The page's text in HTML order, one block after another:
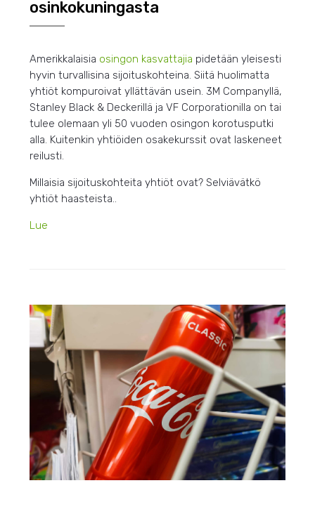
osinkokuningasta
Amerikkalaisia osingon kasvattajia pidetään yleisesti
hyvin turvallisina sijoituskohteina. Siitä huolimatta
yhtiöt kompuroivat yllättävän usein. 3M Companyllä,
Stanley Black & Deckerillä ja VF Corporationilla on tai
tulee olemaan yli 50 vuoden osingon korotusputki
alla. Kuitenkin yhtiöiden osakekurssit ovat laskeneet
reilusti.
Millaisia sijoituskohteita yhtiöt ovat? Selviävätkö
yhtiöt haasteista..
Lue